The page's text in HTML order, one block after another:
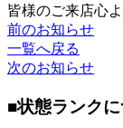
皆様のご来店心
前のお知らせ
一覧へ戻る
次のお知らせ
■状態ランク